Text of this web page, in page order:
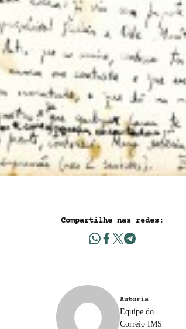
Compartilhe nas redes:
Autoria
Equipe do
Correio IMS